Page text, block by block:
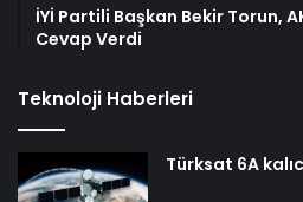
İYİ Partili Başkan Bekir Torun,
Cevap Verdi
Teknoloji Haberleri
Türksat 6A